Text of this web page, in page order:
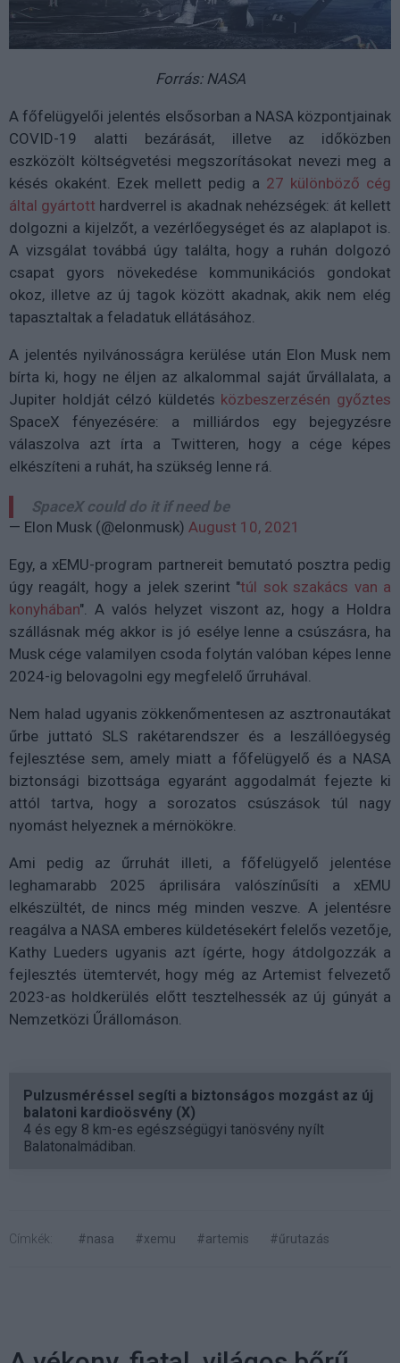
Forrás: NASA
A főfelügyelői jelentés elsősorban a NASA központjainak
COVID-19 alatti bezárását, illetve az időközben
eszközölt költségvetési megszorításokat nevezi meg a
késés okaként. Ezek mellett pedig a 27 különböző cég
által gyártott hardverrel is akadnak nehézségek: át kellett
dolgozni a kijelzőt, a vezérlőegységet és az alaplapot is.
A vizsgálat továbbá úgy találta, hogy a ruhán dolgozó
csapat gyors növekedése kommunikációs gondokat
okoz, illetve az új tagok között akadnak, akik nem elég
tapasztaltak a feladatuk ellátásához.
A jelentés nyilvánosságra kerülése után Elon Musk nem
bírta ki, hogy ne éljen az alkalommal saját űrvállalata, a
Jupiter holdját célzó küldetés közbeszerzésén győztes
SpaceX fényezésére: a milliárdos egy bejegyzésre
válaszolva azt írta a Twitteren, hogy a cége képes
elkészíteni a ruhát, ha szükség lenne rá.
SpaceX could do it if need be
— Elon Musk (@elonmusk) August 10, 2021
Egy, a xEMU-program partnereit bemutató posztra pedig
úgy reagált, hogy a jelek szerint "túl sok szakács van a
konyhában". A valós helyzet viszont az, hogy a Holdra
szállásnak még akkor is jó esélye lenne a csúszásra, ha
Musk cége valamilyen csoda folytán valóban képes lenne
2024-ig belovagolni egy megfelelő űrruhával.
Nem halad ugyanis zökkenőmentesen az asztronautákat
űrbe juttató SLS rakétarendszer és a leszállóegység
fejlesztése sem, amely miatt a főfelügyelő és a NASA
biztonsági bizottsága egyaránt aggodalmát fejezte ki
attól tartva, hogy a sorozatos csúszások túl nagy
nyomást helyeznek a mérnökökre.
Ami pedig az űrruhát illeti, a főfelügyelő jelentése
leghamarabb 2025 áprilisára valószínűsíti a xEMU
elkészültét, de nincs még minden veszve. A jelentésre
reagálva a NASA emberes küldetésekért felelős vezetője,
Kathy Lueders ugyanis azt ígérte, hogy átdolgozzák a
fejlesztés ütemtervét, hogy még az Artemist felvezető
2023-as holdkerülés előtt tesztelhessék az új gúnyát a
Nemzetközi Űrállomáson.
Pulzusméréssel segíti a biztonságos mozgást az új
balatoni kardioösvény (X)
4 és egy 8 km-es egészségügyi tanösvény nyílt
Balatonalmádiban.
Címkék: #nasa #xemu #artemis #űrutazás